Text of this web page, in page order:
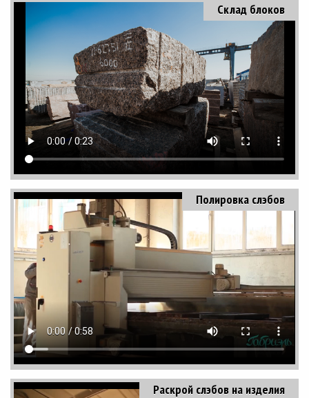
Склад блоков
Полировка слэбов
Раскрой слэбов на изделия